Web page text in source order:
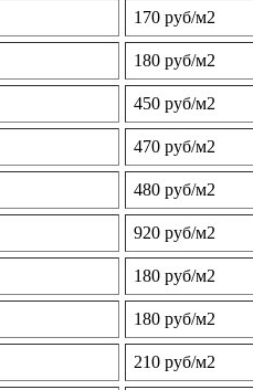
170 руб/м2
180 руб/м2
450 руб/м2
470 руб/м2
480 руб/м2
920 руб/м2
180 руб/м2
180 руб/м2
210 руб/м2